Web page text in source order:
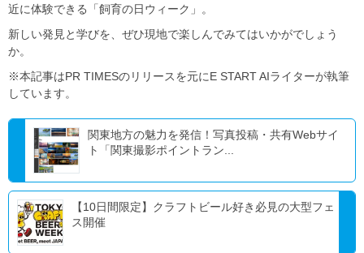
近に体験できる「飼育の日ウィーク」。
新しい発見と学びを、ぜひ現地で楽しんでみてはいかがでしょう
か。
※本記事はPR TIMESのリリースを元にE START AIライターが執筆
しています。
関東地方の魅力を発信！写真投稿・共有Webサイ
ト「関東撮影ポイントラン...
【10日間限定】クラフトビール好き必見の大型フェ
ス開催